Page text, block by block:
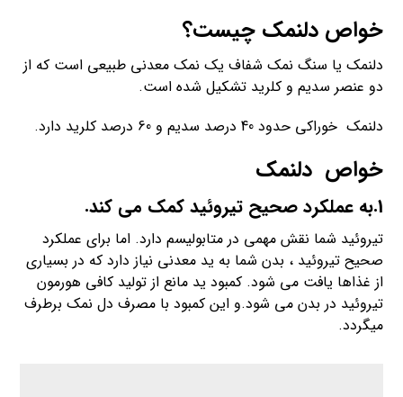
خواص دلنمک چیست؟
دلنمک یا سنگ نمک شفاف یک نمک معدنی طبیعی است که از
دو عنصر سدیم و کلرید تشکیل شده است.
دلنمک خوراکی حدود 40 درصد سدیم و 60 درصد کلرید دارد.
خواص دلنمک
1.به عملکرد صحیح تیروئید کمک می کند.
تیروئید شما نقش مهمی در متابولیسم دارد. اما برای عملکرد
صحیح تیروئید ، بدن شما به ید معدنی نیاز دارد که در بسیاری
از غذاها یافت می شود. کمبود ید مانع از تولید کافی هورمون
تیروئید در بدن می شود.و این کمبود با مصرف دل نمک برطرف
میگردد.